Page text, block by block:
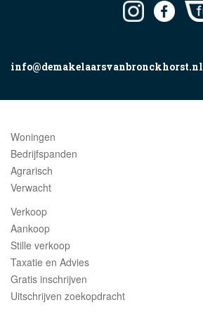
info@demakelaarsvanbronckhorst.nl
Woningen
Bedrijfspanden
Agrarisch
Verwacht
Verkoop
Aankoop
Stille verkoop
Taxatie en Advies
Gratis inschrijven
Uitschrijven zoekopdracht